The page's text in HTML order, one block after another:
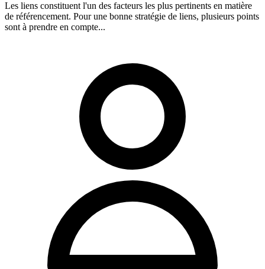
Les liens constituent l'un des facteurs les plus pertinents en matière
de référencement. Pour une bonne stratégie de liens, plusieurs points
sont à prendre en compte...